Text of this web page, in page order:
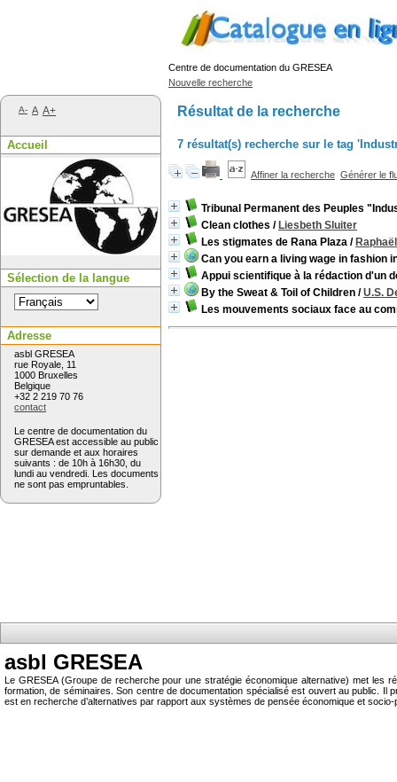
Centre de documentation du GRESEA
Nouvelle recherche
Résultat de la recherche
7 résultat(s) recherche sur le tag
Affiner la recherche Générer le
Tribunal Permanent des Peuples
Clean clothes / Liesbeth Sluiter
Les stigmates de Rana Plaza /
Can you earn a living wage in fashion
Appui scientifique à la rédaction d'un
By the Sweat & Toil of Children /U.S.
Les mouvements sociaux face au
asbl GRESEA
Le GRESEA (Groupe de recherche pour une stratégie économique alternative) met les
formation, de séminaires. Son centre de documentation spécialisé est ouvert au public.
est en recherche d’alternatives par rapport aux systèmes de pensée économique et socio-
A- A A+
Accueil
Sélection de la langue
Adresse
asbl GRESEA
rue Royale, 11
1000 Bruxelles
Belgique
+32 2 219 70 76
contact
Le centre de documentation du
GRESEA est accessible au public
sur demande et aux horaires
suivants : de 10h à 16h30, du
lundi au vendredi. Les documents
ne sont pas empruntables.